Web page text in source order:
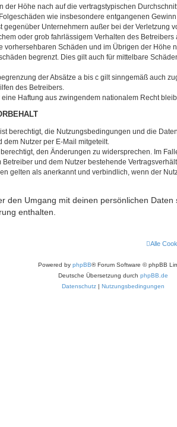
der Höhe nach auf die vertragstypischen
wie insbesondere entgangenen
gegenüber Unternehmern außer bei der Verletzung
oder grob fahrlässigem Verhalten des Betreibers
vorhersehbaren Schäden und im Übrigen der Höhe
begrenzt. Dies gilt auch für mittelbare
der Absätze a bis c gilt sinngemäß auch
des Betreibers.
eine Haftung aus zwingendem nationalem Recht
berechtigt, die Nutzungsbedingungen und die
dem Nutzer per E-Mail mitgeteilt.
den Änderungen zu widersprechen. Im
Betreiber und dem Nutzer bestehende
gelten als anerkannt und verbindlich, wenn der
den Umgang mit deinen persönlichen Daten
enthalten.
Alle
Powered by phpBB® Forum Software © phpBB
Deutsche Übersetzung durch phpBB.de
Datenschutz | Nutzungsbedingungen